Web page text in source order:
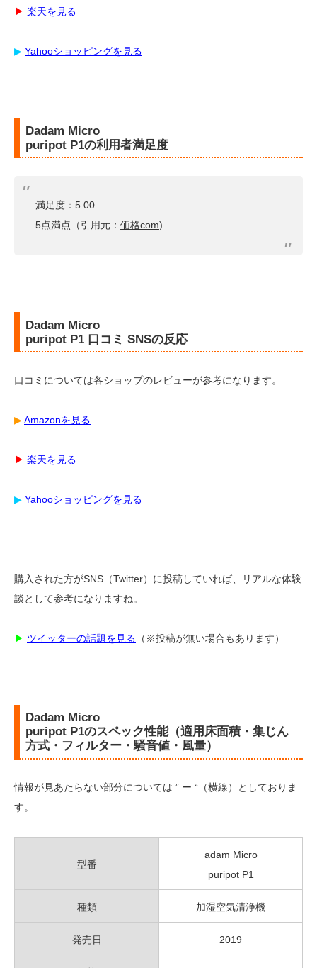
▶︎ 楽天を見る
▶︎ Yahooショッピングを見る
Dadam Micro
puripot P1の利用者満足度
満足度：5.00
5点満点（引用元： 価格com)
Dadam Micro
puripot P1 口コミ SNSの反応
口コミについては各ショップのレビューが参考になります。
▶︎Amazonを見る
▶︎ 楽天を見る
▶︎ Yahooショッピングを見る
購入された方がSNS（Twitter）に投稿していれば、リアルな体験
談として参考になりますね。
▶︎ ツイッターの話題を見る （※投稿が無い場合もあります）
Dadam Micro
puripot P1のスペック性能（適用床面積・集じん
方式・フィルター・騒音値・風量）
情報が見あたらない部分については ” ー “（横線）としておりま
す。
型番
adam Micro
puripot P1
種類 加湿空気清浄機
発売日 2019